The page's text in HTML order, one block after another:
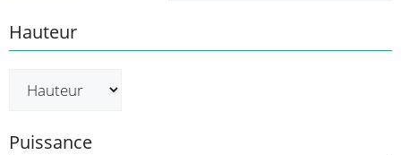
Hauteur
Puissance